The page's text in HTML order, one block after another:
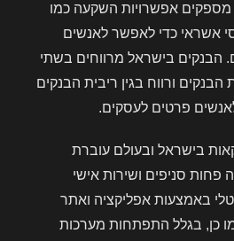
מספקים אפשרויות השקעה כמו
אשראי כדי לאפשר לאנשים
בישראל מרווחים בשתי
הבנקים ורווח בגין ריבית הבנקים
לאנשים פרטים לעסקים.
בישראל ובעולם עוברת
פחות סניפים ושירות אישי
באמצעות אפליקציה ואתר
כן, בגלל התפתחות מערכות